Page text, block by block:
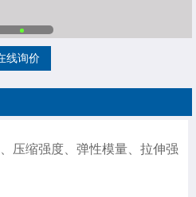
线询价
压缩强度、弹性模量、拉伸强